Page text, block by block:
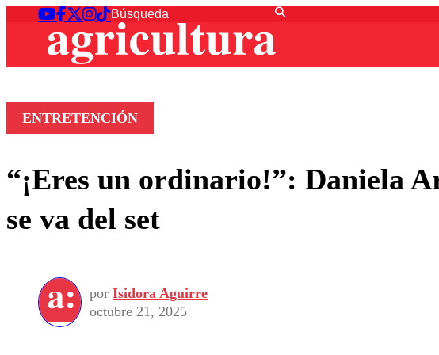
ENTRETENCIÓN
“¡Eres un ordinario!”: Daniela
se va del set
por Isidora Aguirre
octubre 21, 2025